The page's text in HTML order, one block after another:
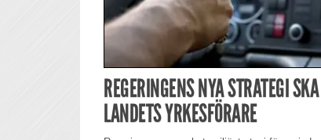
REGERINGENS NYA STRATEGI
LANDETS YRKESFÖRARE